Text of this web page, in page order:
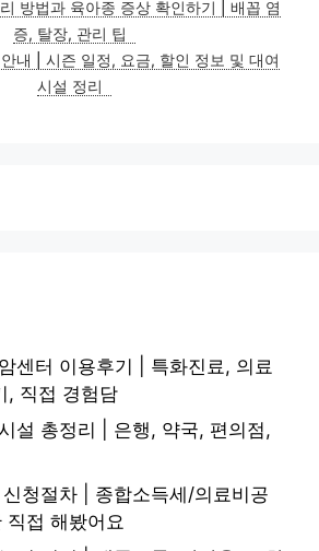
고
리
방법과 육아종 증상 확인하기 | 배꼽 염
증, 탈장, 관리 팁
내 | 시즌 일정, 요금, 할인 정보 및 대여
시설 정리
센터 이용후기 | 특화진료, 의료
, 직접 경험담
설 총정리 | 은행, 약국, 편의점,
청절차 | 종합소득세/의료비공
접 해봤어요